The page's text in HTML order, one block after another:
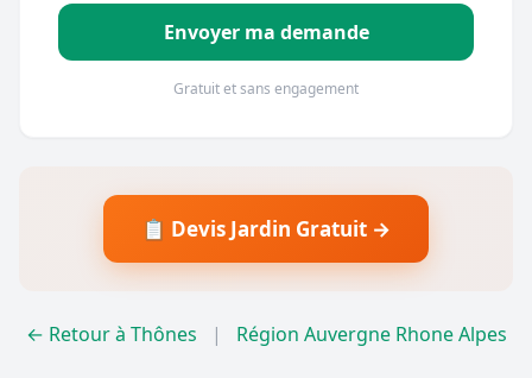
Envoyer ma demande
Gratuit et sans engagement
📋 Devis Jardin Gratuit →
← Retour à Thônes | Région Auvergne Rhone Alpes